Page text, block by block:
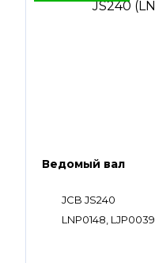
Ведомый вал
JCB JS240
LNP0148, LJP0039